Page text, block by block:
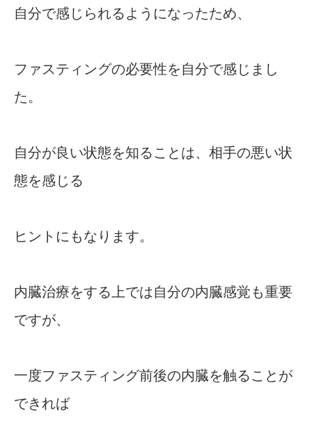
自分で感じられるようになったため、
ファスティングの必要性を自分で感じまし
た。
自分が良い状態を知ることは、相手の悪い状
態を感じる
ヒントにもなります。
内臓治療をする上では自分の内臓感覚も重要
ですが、
一度ファスティング前後の内臓を触ることが
できれば